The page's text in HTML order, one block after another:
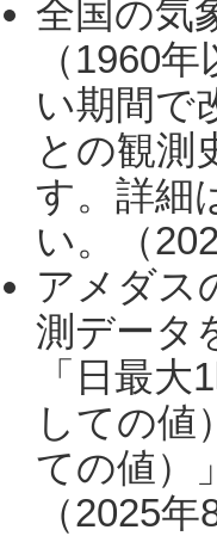
全国の気
（1960
い期間で
との観測
す。詳細
い。（
アメダス
測データ
「日最
しての値
ての値）
（2025年